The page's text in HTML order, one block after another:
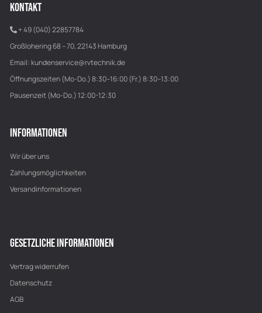
KONTAKT
+ 49 (040) 22857784
Großlohering 68 – 70, 22143 Hamburg
Email: kundenservice@rvtechnik.de
Öffnungszeiten (Mo-Do.) 8:30–16:00 (Fr.) 8:30–13:00
Pausenzeit (Mo-Do.) 12:00-12:30
INFORMATIONEN
Wir über uns
Zahlungsmöglichkeiten
Versandinformationen
GESETZLICHE INFORMATIONEN
Vertrag widerrufen
Datenschutz
AGB